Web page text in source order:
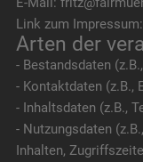
Link zum
Arten der
- Bestandsdaten
- Kontaktdaten (z.B.,
- Inhaltsdaten (z.B.,
- Nutzungsdaten
Inhalten,